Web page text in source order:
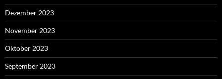
Dezember 2023
November 2023
Oktober 2023
September 2023